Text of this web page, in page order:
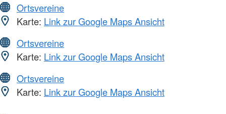
Ortsvereine
Karte: Link zur Google Maps Ansicht
Ortsvereine
Karte: Link zur Google Maps Ansicht
Ortsvereine
Karte: Link zur Google Maps Ansicht